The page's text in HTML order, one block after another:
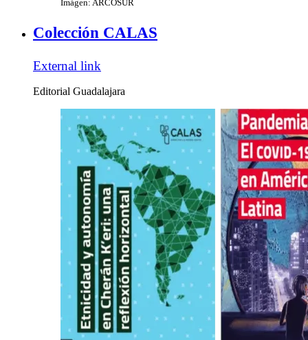
Imágen: ARCOSUR
Colección CALAS
External link
Editorial Guadalajara